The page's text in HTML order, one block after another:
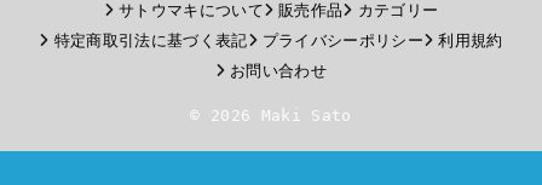
サトウマキについて 販売作品
カテゴリー
特定商取引法に基づく表記
プライバシーポリシー
利用規約
お問い合わせ
© 2026 Maki Sato